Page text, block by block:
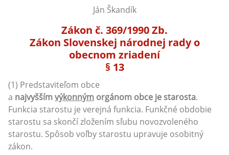
Ján Škandík
Zákon č. 369/1990 Zb.
Zákon Slovenskej národnej rady o
obecnom zriadení
§ 13
(1) Predstaviteľom obce
a najvyššímvýkonným orgánom obce je starosta.
Funkcia starostu je verejná funkcia. Funkčné obdobie
starostu sa skončí zložením sľubu novozvoleného
starostu. Spôsob voľby starostu upravuje osobitný
zákon.